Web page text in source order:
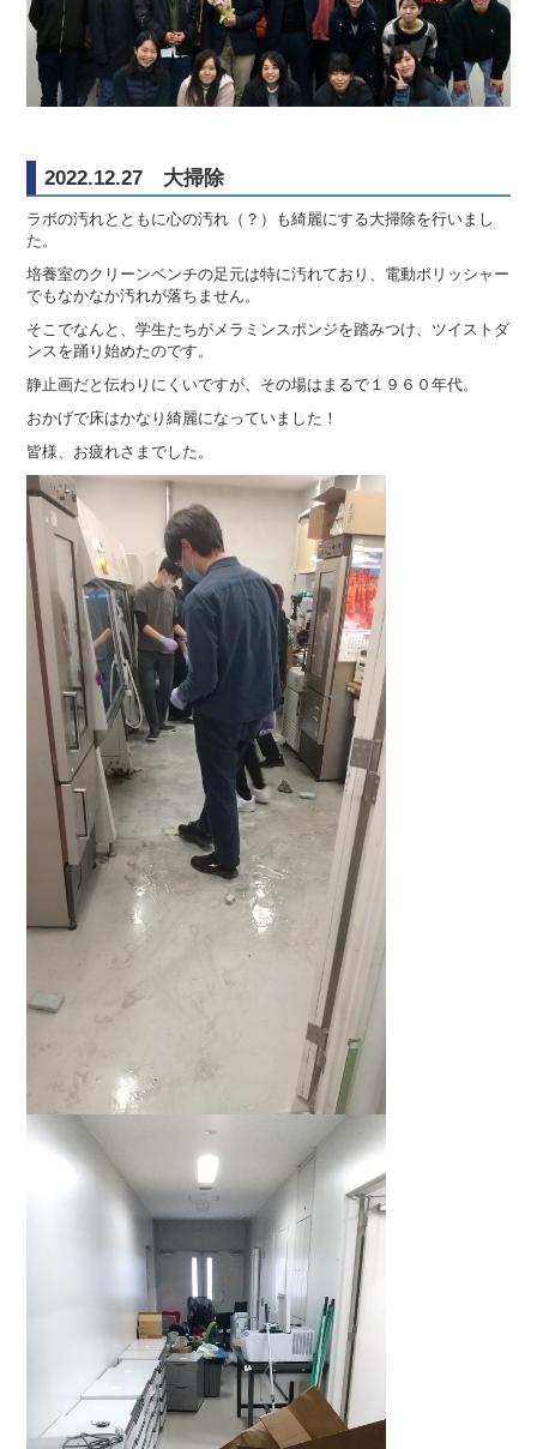
2022.12.27 大掃除
ラボの汚れとともに心の汚れ（？）も綺麗にする大掃除を行いまし
た。
培養室のクリーンベンチの足元は特に汚れており、電動ポリッシャー
でもなかなか汚れが落ちません。
そこでなんと、学生たちがメラミンスポンジを踏みつけ、ツイストダ
ンスを踊り始めたのです。
静止画だと伝わりにくいですが、その場はまるで１９６０年代。
おかげで床はかなり綺麗になっていました！
皆様、お疲れさまでした。